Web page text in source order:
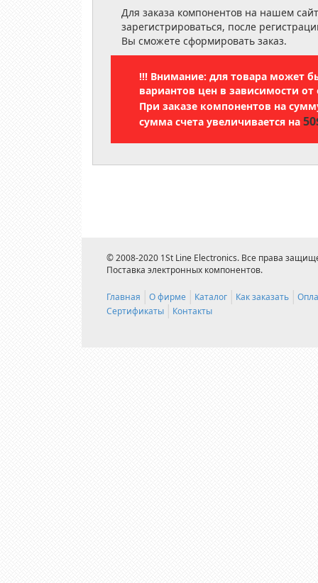
Для заказа компонентов на нашем
зарегистрироваться, после
Вы сможете сформировать заказ.
!!! Внимание: для товара может
вариантов цен в зависимости от
При заказе компонентов на
сумма счета увеличивается на
© 2008-2020 1St Line Electronics. Все права
Поставка электронных компонентов.
Главная О фирме Каталог Как заказать
Сертификаты
Контакты